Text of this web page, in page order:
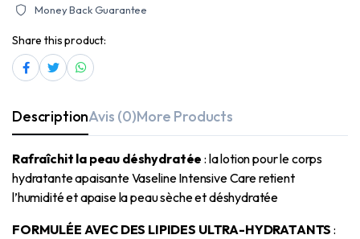
Money Back Guarantee
Share this product:
DescriptionAvis (0)More Products
Rafraîchit la peau déshydratée : la lotion pour le corps
hydratante apaisante Vaseline Intensive Care retient
l’humidité et apaise la peau sèche et déshydratée
FORMULÉE AVEC DES LIPIDES ULTRA-HYDRATANTS :